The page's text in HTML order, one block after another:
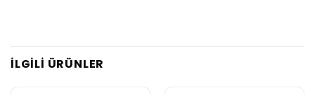
İLGILI ÜRÜNLER